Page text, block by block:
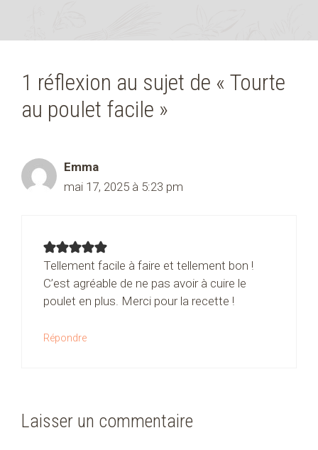
1 réflexion au sujet de « Tourte
au poulet facile »
Emma
mai 17, 2025 à 5:23 pm
Tellement facile à faire et tellement bon !
C’est agréable de ne pas avoir à cuire le
poulet en plus. Merci pour la recette !
Répondre
Laisser un commentaire